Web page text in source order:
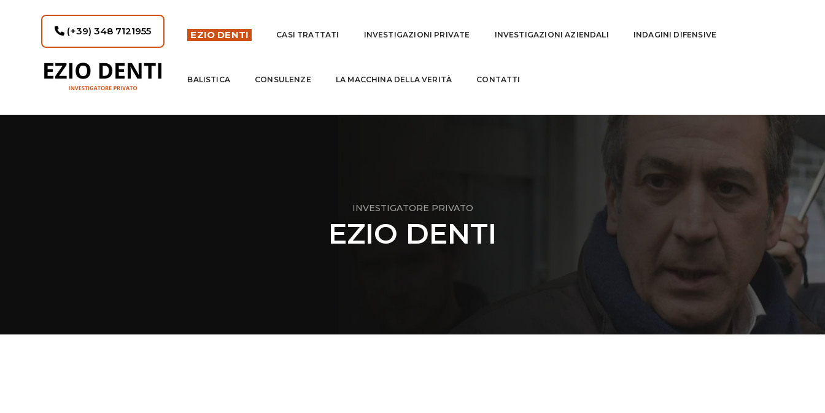
(+39) 348 7121955 EZIO DENTI CASI TRATTATI INVESTIGAZIONI PRIVATE INVESTIGAZIONI AZIENDALI INDAGINI DIFENSIVE
BALISTICA CONSULENZE LA MACCHINA DELLA VERITÀ CONTATTI
INVESTIGATORE PRIVATO
EZIO DENTI